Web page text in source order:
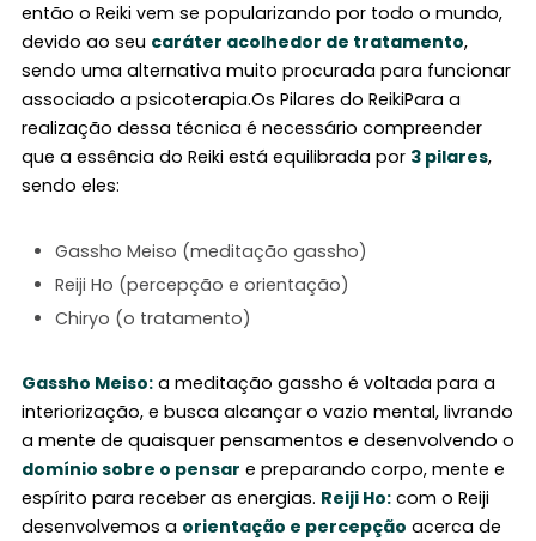
então o Reiki vem se popularizando por todo o mundo,
devido ao seu caráter acolhedor de tratamento,
sendo uma alternativa muito procurada para funcionar
associado a psicoterapia.Os Pilares do ReikiPara a
realização dessa técnica é necessário compreender
que a essência do Reiki está equilibrada por 3 pilares,
sendo eles:
Gassho Meiso (meditação gassho)
Reiji Ho (percepção e orientação)
Chiryo (o tratamento)
Gassho Meiso:a meditação gassho é voltada para a
interiorização, e busca alcançar o vazio mental, livrando
a mente de quaisquer pensamentos e desenvolvendo o
domínio sobre o pensar e preparando corpo, mente e
espírito para receber as energias. Reiji Ho:com o Reiji
desenvolvemos a orientação e percepção acerca de